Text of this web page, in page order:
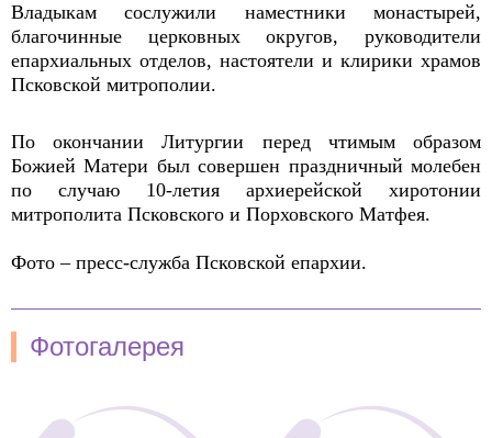
Владыкам сослужили наместники монастырей,
благочинные церковных округов, руководители
епархиальных отделов, настоятели и клирики храмов
Псковской митрополии.
По окончании Литургии перед чтимым образом
Божией Матери был совершен праздничный молебен
по случаю 10-летия архиерейской хиротонии
митрополита Псковского и Порховского Матфея.
Фото – пресс-служба Псковской епархии.
Фотогалерея